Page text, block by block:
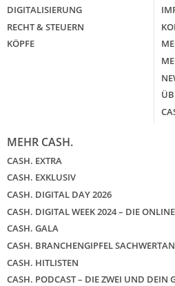
DIGITALISIERUNG
RECHT & STEUERN
KÖPFE
MEHR CASH.
CASH. EXTRA
CASH. EXKLUSIV
CASH. DIGITAL DAY 2026
CASH. DIGITAL WEEK 2024 – DIE
CASH. GALA
CASH. BRANCHENGIPFEL
CASH. HITLISTEN
CASH. PODCAST – DIE ZWEI UND DEIN